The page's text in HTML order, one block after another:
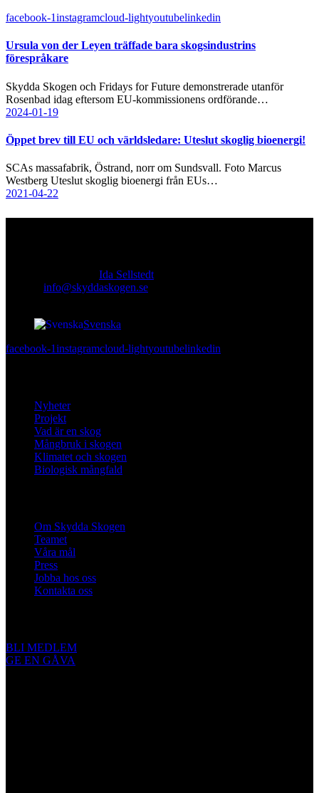
facebook-1instagramcloud-lightyoutubelinkedin
Ursula von der Leyen träffade bara skogsindustrins
förespråkare
Skydda Skogen och Fridays for Future demonstrerade utanför
Rosenbad idag eftersom EU-kommissionens ordförande…
2024-01-19
Öppet brev till EU och världsledare: Uteslut skoglig bioenergi!
SCAs massafabrik, Östrand, norr om Sundsvall. Foto Marcus
Westberg Uteslut skoglig bioenergi från EUs…
2021-04-22
Ida Sellstedt
info@skyddaskogen.se
Svenska
facebook-1instagramcloud-lightyoutubelinkedin
Nyheter
Projekt
Vad är en skog
Mångbruk i skogen
Klimatet och skogen
Biologisk mångfald
Om Skydda Skogen
Teamet
Våra mål
Press
Jobba hos oss
Kontakta oss
BLI MEDLEM
GE EN GÅVA